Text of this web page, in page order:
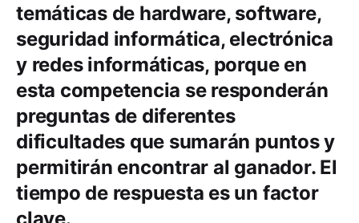
temáticas de hardware, software,
seguridad informática, electrónica
y redes informáticas, porque en
esta competencia se responderán
preguntas de diferentes
dificultades que sumarán puntos y
permitirán encontrar al ganador. El
tiempo de respuesta es un factor
clave.